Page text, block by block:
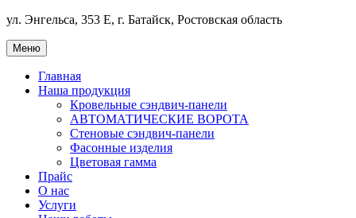
ул. Энгельса, 353 Е, г. Батайск, Ростовская область
Меню
Главная
Наша продукция
Кровельные сэндвич-панели
АВТОМАТИЧЕСКИЕ ВОРОТА
Стеновые сэндвич-панели
Фасонные изделия
Цветовая гамма
Прайс
О нас
Услуги